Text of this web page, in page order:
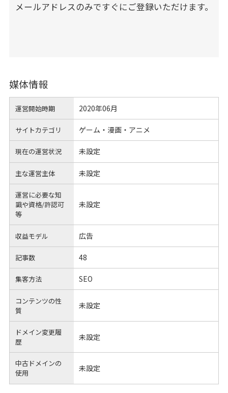
メールアドレスのみですぐにご登録いただけます。
媒体情報
運営開始時期 2020年06月
サイトカテゴリ ゲーム・漫画・アニメ
現在の運営状況 未設定
主な運営主体 未設定
運営に必要な知
識や資格/許認可
等
未設定
収益モデル 広告
記事数 48
集客方法 SEO
コンテンツの性
質
未設定
ドメイン変更履
歴
未設定
中古ドメインの
使用
未設定